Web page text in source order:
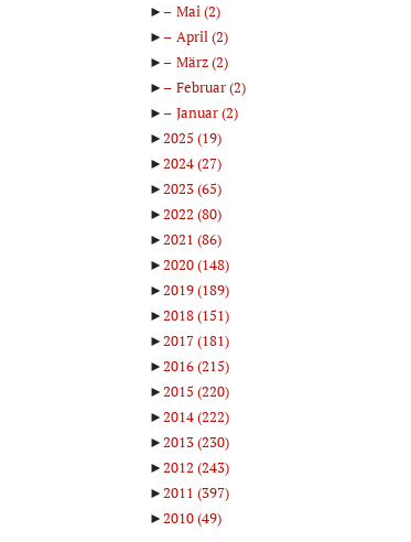
►
Mai(2)
►
April(2)
►
März(2)
►
Februar(2)
►
Januar(2)
►2025 (19)
►2024(27)
►2023(65)
►2022 (80)
►2021 (86)
►2020(148)
►2019(189)
►2018(151)
►2017(181)
►2016(215)
►2015 (220)
►2014(222)
►2013(230)
►2012 (243)
►2011 (397)
►2010(49)